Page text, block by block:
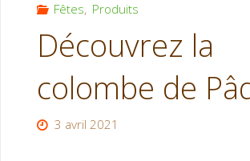
Fêtes, Produits
Découvrez la
colombe de
3 avril 2021